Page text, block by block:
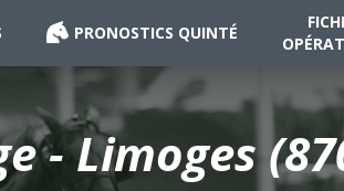
PRONOSTICS QUINTÉ
- Limoges